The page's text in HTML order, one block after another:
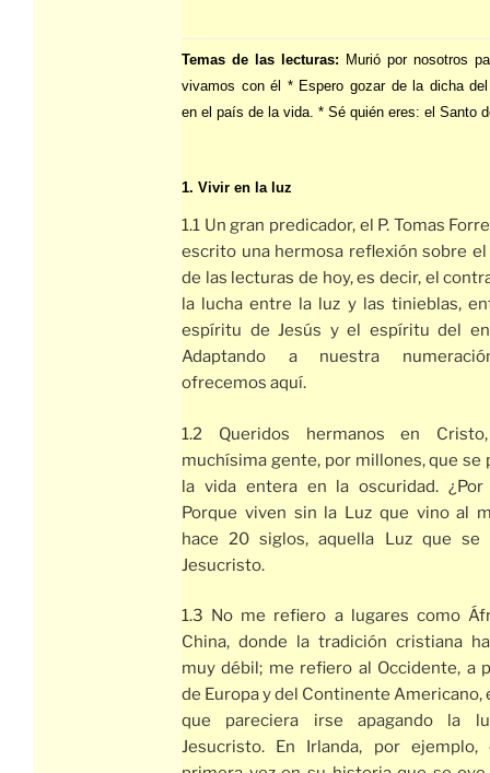
Temas de las lecturas: Murió por nosotros
vivamos con él * Espero gozar de la dicha
en el país de la vida. * Sé quién eres: el Santo
1. Vivir en la luz
1.1 Un gran predicador, el P. Tomas
escrito una hermosa reflexión sobre
de las lecturas de hoy, es decir, el
la lucha entre la luz y las tinieblas,
espíritu de Jesús y el espíritu del
Adaptando a nuestra
ofrecemos aquí.
1.2 Queridos hermanos en
muchísima gente, por millones, que se
la vida entera en la oscuridad. ¿Por
Porque viven sin la Luz que vino al
hace 20 siglos, aquella Luz que se
Jesucristo.
1.3 No me refiero a lugares como
China, donde la tradición cristiana
muy débil; me refiero al Occidente, a
de Europa y del Continente Americano,
que pareciera irse apagando la
Jesucristo. En Irlanda, por ejemplo,